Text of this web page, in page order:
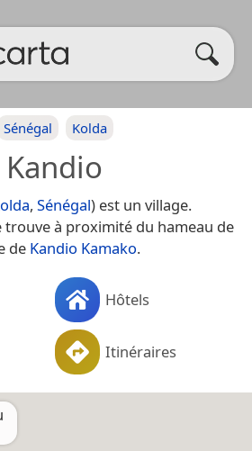
Sénégal Kolda
, Sénégal) est un village.
trouve à proximité du hameau de
de Kandio Kamako.
Hôtels
Itinéraires